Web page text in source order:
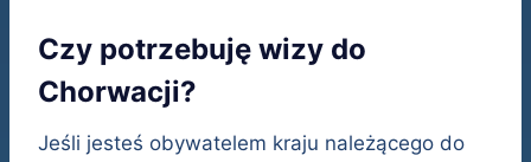
Czy potrzebuję wizy do
Chorwacji?
Jeśli jesteś obywatelem kraju należącego do